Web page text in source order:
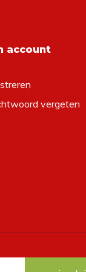
account
vergeten